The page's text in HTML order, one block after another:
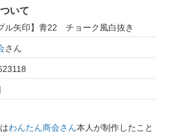
いて
ル矢印】青22 チョーク風白抜き
さん
わんたん商会さん本人が制作したこと